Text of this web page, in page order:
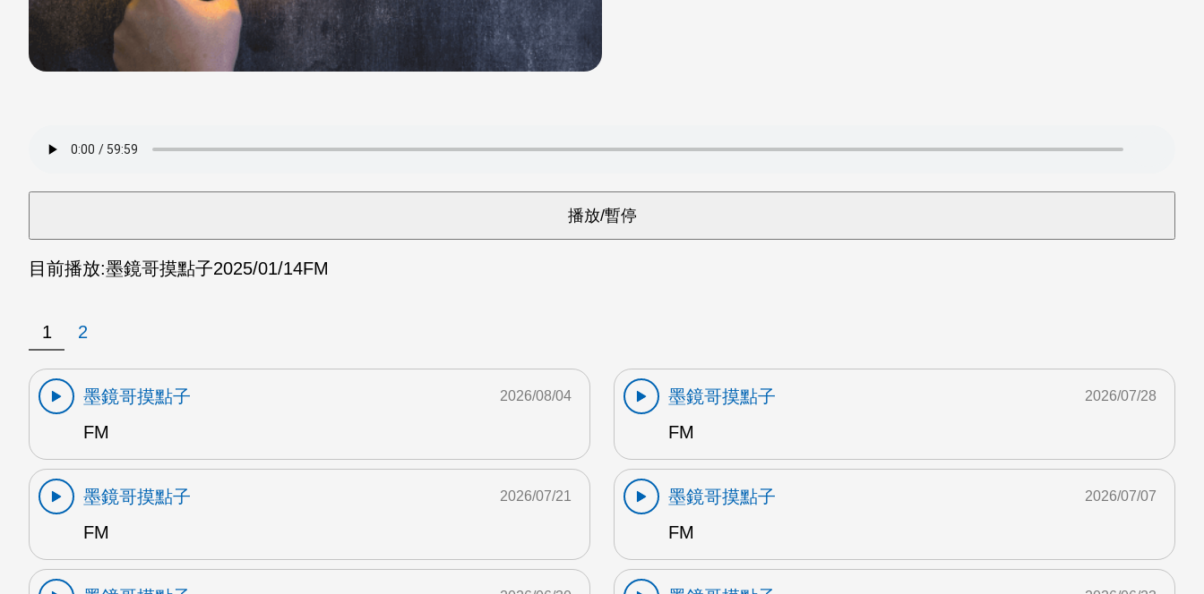
目前播放:墨鏡哥摸點子2025/01/14FM
1 2
墨鏡哥摸點子
FM
2026/08/04
墨鏡哥摸點子
FM
2026/07/28
墨鏡哥摸點子
FM
2026/07/21
墨鏡哥摸點子
FM
2026/07/07